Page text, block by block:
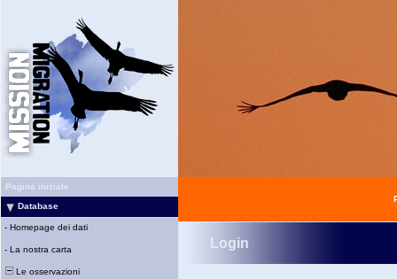
Pagina iniziale
Database
- Homepage dei dati
- La nostra carta
Le osservazioni
Login